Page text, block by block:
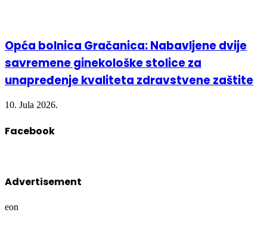
Opća bolnica Gračanica: Nabavljene dvije
savremene ginekološke stolice za
unapređenje kvaliteta zdravstvene zaštite
10. Jula 2026.
Facebook
Advertisement
eon